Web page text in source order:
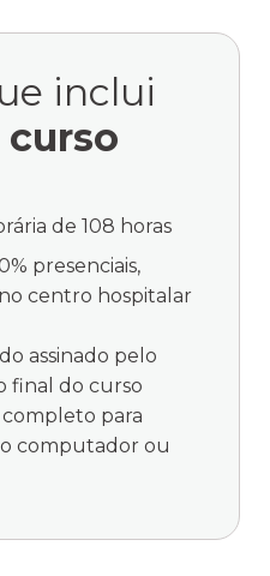
inclui
curso
de 108 horas
presenciais,
centro hospitalar
assinado pelo
final do curso
para
computador ou